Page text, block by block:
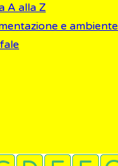
A alla Z
e ambiente